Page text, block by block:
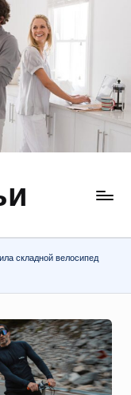
складной велосипед